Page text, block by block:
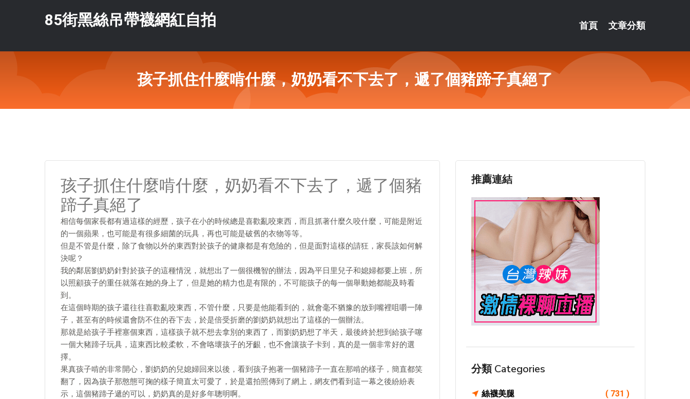
85街黑絲吊帶襪網紅自拍 首頁 文章分類
孩子抓住什麼啃什麼，奶奶看不下去了，遞了個豬蹄子真絕了
孩子抓住什麼啃什麼，奶奶看不下去了，遞了個豬
蹄子真絕了
相信每個家長都有過這樣的經歷，孩子在小的時候總是喜歡亂咬東西，而且抓著什麼久咬什麼，可能是附近
的一個蘋果，也可能是有很多細菌的玩具，再也可能是破舊的衣物等等。
但是不管是什麼，除了食物以外的東西對於孩子的健康都是有危險的，但是面對這樣的請狂，家長該如何解
決呢？
我的鄰居劉奶奶針對於孩子的這種情況，就想出了一個很機智的辦法，因為平日里兒子和媳婦都要上班，所
以照顧孩子的重任就落在她的身上了，但是她的精力也是有限的，不可能孩子的每一個舉動她都能及時看
到。
在這個時期的孩子還往往喜歡亂咬東西，不管什麼，只要是他能看到的，就會毫不猶豫的放到嘴裡咀嚼一陣
子，甚至有的時候還會防不住的吞下去，於是倍受折磨的劉奶奶就想出了這樣的一個辦法。
那就是給孩子手裡塞個東西，這樣孩子就不想去拿別的東西了，而劉奶奶想了半天，最後終於想到給孩子噻
一個大豬蹄子玩具，這東西比較柔軟，不會咯壞孩子的牙齦，也不會讓孩子卡到，真的是一個非常好的選
擇。
果真孩子啃的非常開心，劉奶奶的兒媳婦回來以後，看到孩子抱著一個豬蹄子一直在那啃的樣子，簡直都笑
翻了，因為孩子那憨態可掬的樣子簡直太可愛了，於是還拍照傳到了網上，網友們看到這一幕之後紛紛表
示，這個豬蹄子遞的可以，奶奶真的是好多年聰明啊。
推薦連結
分類 Categories
絲襪美腿 ( 731 )